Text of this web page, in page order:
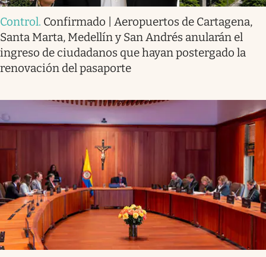
Control. Confirmado | Aeropuertos de Cartagena,
Santa Marta, Medellín y San Andrés anularán el
ingreso de ciudadanos que hayan postergado la
renovación del pasaporte